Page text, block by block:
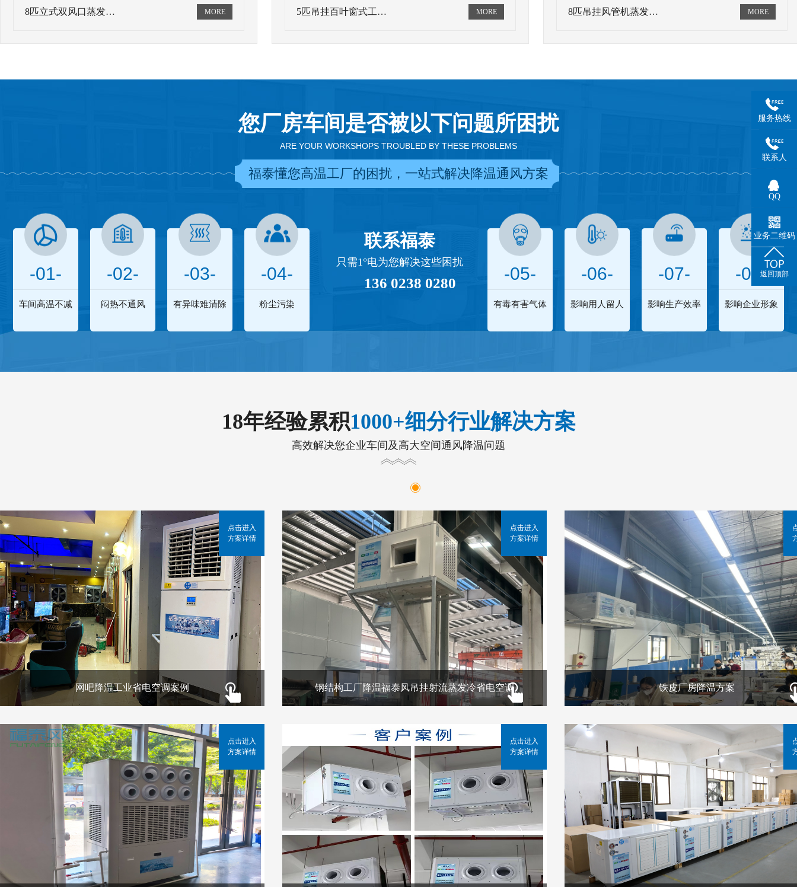
8匹立式双风口蒸发… 5匹吊挂百叶窗式工… 8匹吊挂风管机蒸发…
您厂房车间是否被以下问题所困扰
ARE YOUR WORKSHOPS TROUBLED BY THESE PROBLEMS
福泰懂您高温工厂的困扰，一站式解决降温通风方案
-01-
车间高温不减
-02-
闷热不通风
-03-
有异味难清除
-04-
粉尘污染
联系福泰
只需1°电为您解决这些困扰
136 0238 0280 -05-
有毒有害气体
-06-
影响用人留人
-07-
影响生产效率
-08-
影响企业形象
18年经验累积1000+细分行业解决方案
高效解决您企业车间及高大空间通风降温问题
网吧降温工业省电空调案例
点击进入
方案详情
钢结构工厂降温福泰风吊挂射流蒸发冷省电空调
点击进入
方案详情
铁皮厂房降温方案
点击进入
方案详情
点击进入
方案详情
服务热线
联系人
QQ
业务二维码
返回顶部